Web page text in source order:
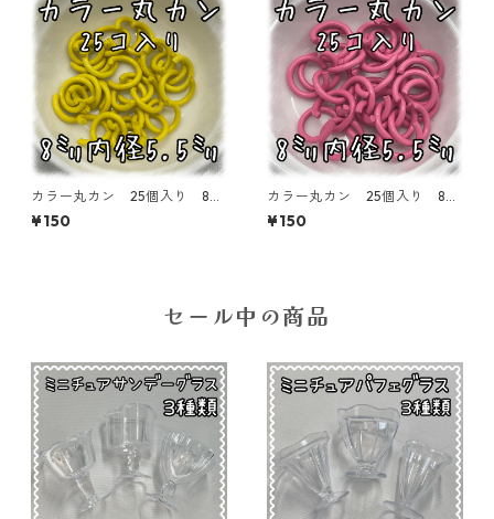
カラー丸カン 25個入り 8
㎜ イエロー【MCC-YEL】
¥150
カラー丸カン 25個入り 8
㎜ ピンク【MCC-PNK】
¥150
セール中の商品